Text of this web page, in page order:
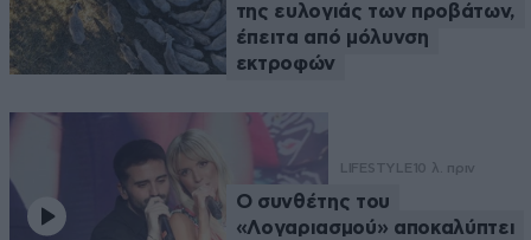
της ευλογιάς των προβάτων,
έπειτα από μόλυνση
εκτροφών
LIFESTYLE 10 λ. πριν
Ο συνθέτης του
«Λογαριασμού» αποκαλύπτει